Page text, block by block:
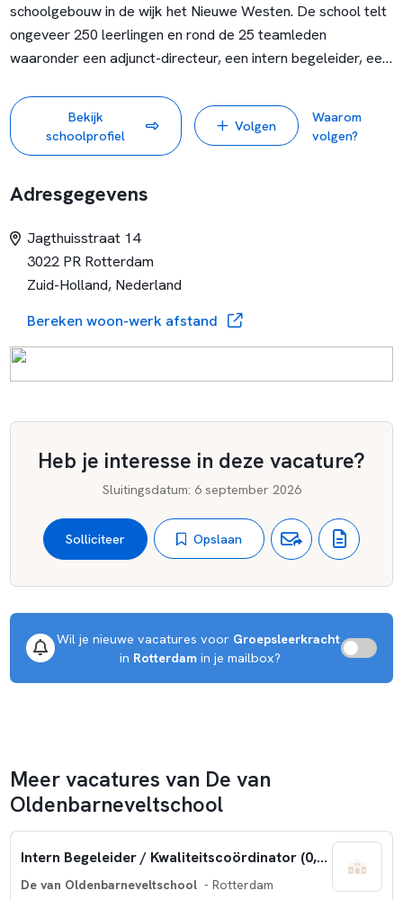
schoolgebouw in de wijk het Nieuwe Westen. De school telt
ongeveer 250 leerlingen en rond de 25 teamleden
waaronder een adjunct-directeur, een intern begeleider, een
werken er ook diverse vakleerkrachten (gym, muziek,
beeldende vorming & techniek en ICT). Wij vinden het
belangrijk dat kinderen binnen een veilige omgeving hun
Er heerst binnen het team een prettige, collegiale sfeer. Het
Daarnaast is er een grote ouderbetrokkenheid. De school is
een zogenaamde eenpitter waarbij ouders het bestuur
vormen.
Bekijk
schoolprofiel
Volgen
Waarom
volgen?
Adresgegevens
Jagthuisstraat 14
3022 PR Rotterdam
Zuid-Holland, Nederland
Bereken woon-werk afstand
Heb je interesse in deze vacature?
Sluitingsdatum: 6 september 2026
Solliciteer Opslaan
Wil je nieuwe vacatures voor Groepsleerkracht
in Rotterdam in je mailbox?
Meer vacatures van De van
Oldenbarneveltschool
Intern Begeleider / Kwaliteitscoördinator (0,4 – 0,6 fte)
De van Oldenbarneveltschool - Rotterdam